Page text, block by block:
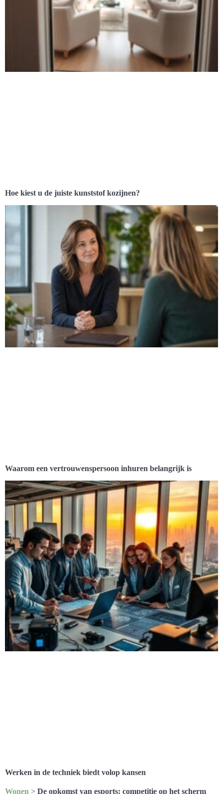
Hoe kiest u de juiste kunststof kozijnen?
Waarom een vertrouwenspersoon inhuren belangrijk is
Werken in de techniek biedt volop kansen
Wonen > De opkomst van esports: competitie op het scherm